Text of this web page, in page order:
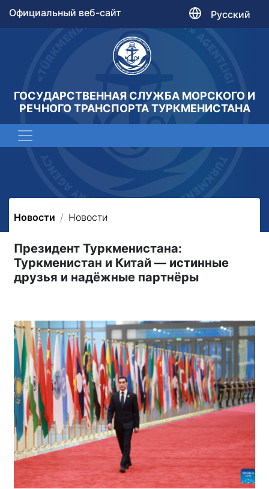
Официальный веб-сайт Русский
ГОСУДАРСТВЕННАЯ СЛУЖБА МОРСКОГО И
РЕЧНОГО ТРАНСПОРТА ТУРКМЕНИСТАНА
Новости Новости
Президент Туркменистана:
Туркменистан и Китай — истинные
друзья и надёжные партнёры